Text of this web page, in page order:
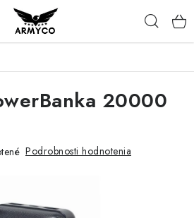
20000
Podrobnosti hodnotenia